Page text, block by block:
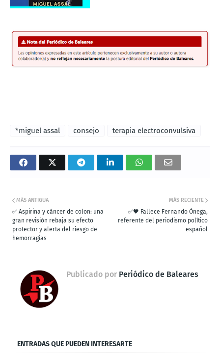
*miguel assal consejo terapia electroconvulsiva
MÁS RECIENTE
✅🖤 Fallece Fernando Ónega,
referente del periodismo político
español
MÁS ANTIGUA
✅ Aspirina y cáncer de colon: una
gran revisión rebaja su efecto
protector y alerta del riesgo de
hemorragias
Publicado por Periódico de Baleares
ENTRADAS QUE PUEDEN INTERESARTE